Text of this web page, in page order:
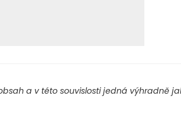
a v této souvislosti jedná výhradně